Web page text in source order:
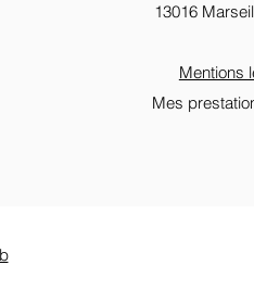
13016
Mentions
Mes